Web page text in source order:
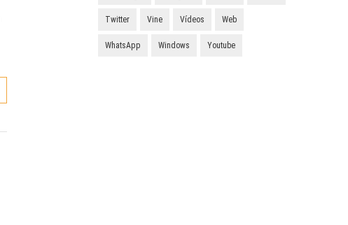
Twitter Vine Vídeos Web
WhatsApp Windows Youtube